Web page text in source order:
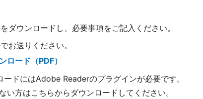
ダウンロードし、必要事項をご記入ください。
お送りください。
ロード（PDF）
ドにはAdobe Readerのプラグインが必要です。
い方はこちらからダウンロードしてください。